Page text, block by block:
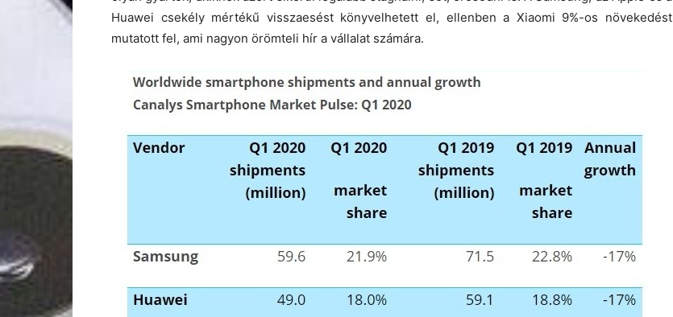
Huawei csekély mértékű visszaesést könyvelhetett el, ellenben a Xiaomi 9%-os növekedést
mutatott fel, ami nagyon örömteli hír a vállalat számára.